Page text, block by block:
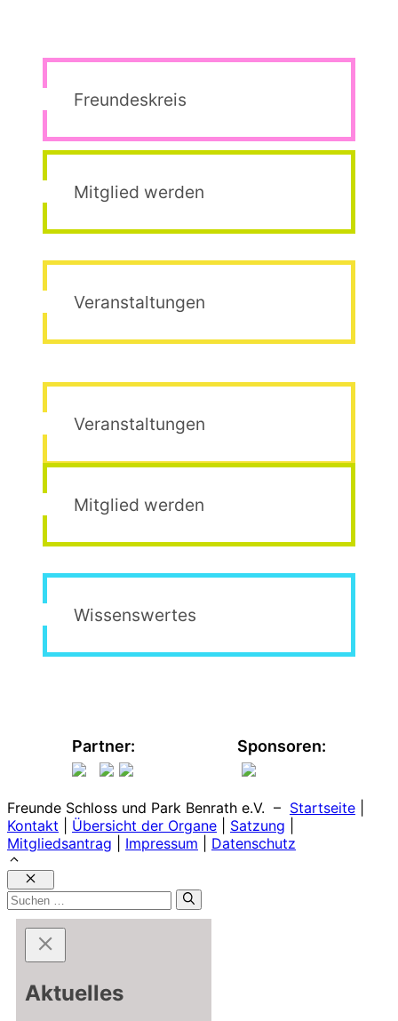
Freundeskreis
Mitglied werden
Veranstaltungen
Veranstaltungen
Mitglied werden
Wissenswertes
Partner: Sponsoren:
Freunde Schloss und Park Benrath e.V. – Startseite
Kontakt
Übersicht der Organe Satzung
Mitgliedsantrag
Impressum Datenschutz
Schließen
Suchen
nach:
Aktuelles